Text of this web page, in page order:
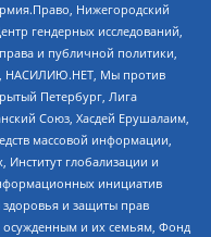
Нижегородский
гендерных исследований,
и публичной политики,
НАСИЛИЮ.НЕТ, Мы против
Петербург, Лига
Союз, Хасдей Ерушалаим,
массовой информации,
глобализации и
инициатив
и защиты прав
и их семьям, Фонд